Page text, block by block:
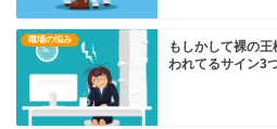
職場の悩み
もしかして裸の
われてるサイン3